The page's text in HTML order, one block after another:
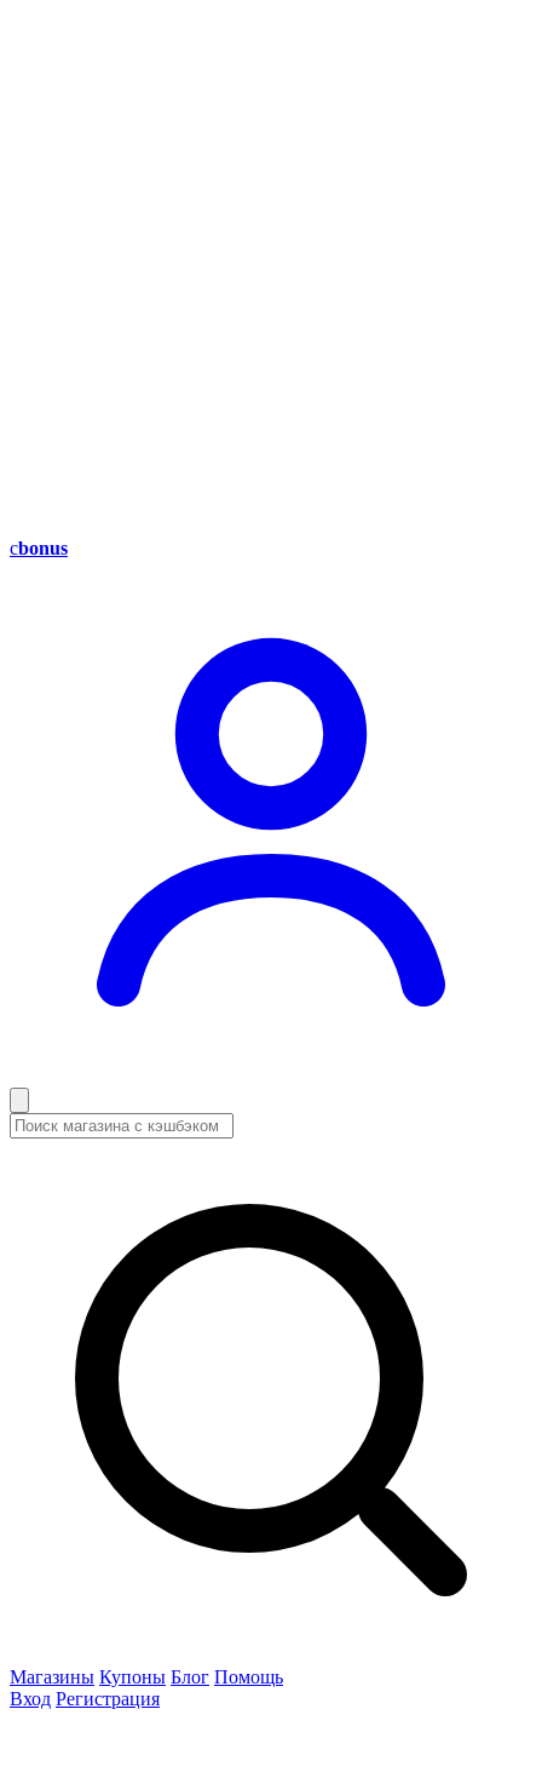
cbonus
Магазины Купоны Блог Помощь
Вход Регистрация